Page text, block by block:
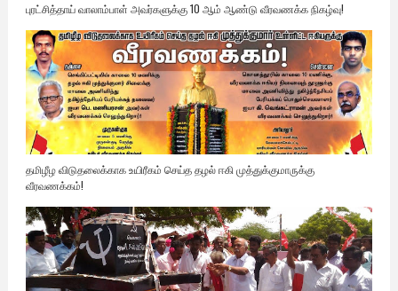
புரட்சித்தாய் வாலாம்பாள் அவர்களுக்கு 10 ஆம் ஆண்டு வீரவணக்க நிகழ்வு!
தமிழீழ விடுதலைக்காக உயிரீகம் செய்த தழல் ஈகி முத்துக்குமாருக்கு
வீரவணக்கம்!